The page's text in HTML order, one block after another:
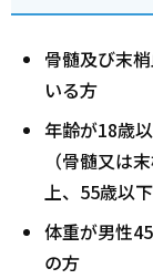
骨髄及び末
いる方
年齢が18歳
（骨髄又は
上、55歳以
体重が男性
の方